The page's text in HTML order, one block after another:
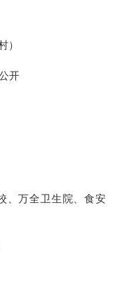
）
开
、万全卫生院、食安